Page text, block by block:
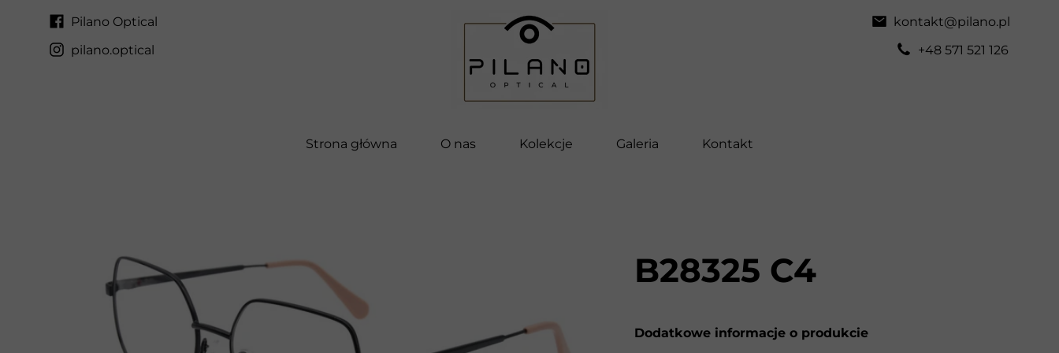
pilano.optical
Pilano Optical
+48 571 521 126
kontakt@pilano.pl
Strona główna O nas Kolekcje
Clip-On
Galeria Kontakt
Dodatkowe informacje o produkcie
B28325 C4